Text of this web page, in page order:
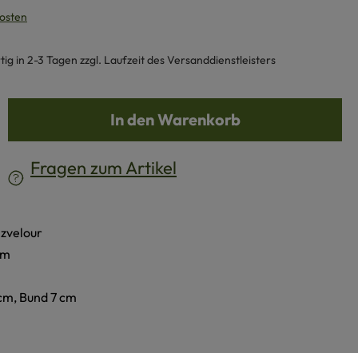
in 2-3 Tagen zzgl. Laufzeit des Versanddienstleisters
den gewünschten Wert ein oder
In den Warenkorb
Fragen zum Artikel
Bund 7 cm